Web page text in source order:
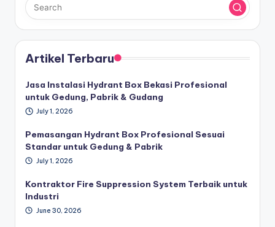
Artikel Terbaru
Jasa Instalasi Hydrant Box Bekasi Profesional
untuk Gedung, Pabrik & Gudang
July 1, 2026
Pemasangan Hydrant Box Profesional Sesuai
Standar untuk Gedung & Pabrik
July 1, 2026
Kontraktor Fire Suppression System Terbaik untuk
Industri
June 30, 2026